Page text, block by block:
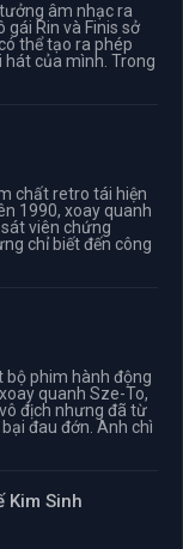
âm nhạc ra
gái Rin và Finis sở
thể tạo ra phép
của mình. Trong
chất retro tái hiện
1990, xoay quanh
viên chứng
chỉ biết đến công
phim hành động
quanh Sze-To,
địch nhưng đã từ
đau đớn. Anh chì
Kim Sinh